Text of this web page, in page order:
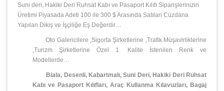
Suni deri, Hakiki Deri Ruhsat Kabı ve Pasaport Kılıfı Siparişlerinizin
Üretimi Piyasada Adeti 100 ile 300 $ Arasında Satılan Cüzdana
Yapılan Dikiş ve İşçiliğe Eş Değerdir…
Oto Galericilere ,Sigorta Şirketlerine ,Trafik Müşavirliklerine
,Turizm Şirketlerine Özel 1. Kalite İstenilen Renk ve
Modellerde…
Biala, Desenli, Kabartmalı, Suni Deri, Hakiki Deri Ruhsat
Kabı ve Pasaport Kılıfları, Araç Kullanma Kılavuzları, Bagaj